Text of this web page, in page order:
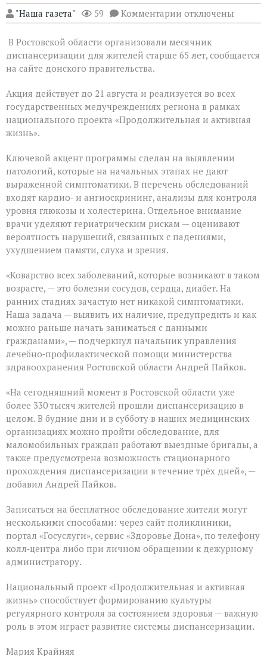
"Наша газета" 59 Комментарии к
записи
Дону
проходит
месячник
людей
«серебряного»
возраста
отключены
В Ростовской области организовали месячник
диспансеризации для жителей старше 65 лет, сообщается
на сайте донского правительства.
Акция действует до 21 августа и реализуется во всех
государственных медучреждениях региона в рамках
национального проекта «Продолжительная и активная
жизнь».
Ключевой акцент программы сделан на выявлении
патологий, которые на начальных этапах не дают
выраженной симптоматики. В перечень обследований
входят кардио‑ и ангиоскрининг, анализы для контроля
уровня глюкозы и холестерина. Отдельное внимание
врачи уделяют гериатрическим рискам — оценивают
вероятность нарушений, связанных с падениями,
ухудшением памяти, слуха и зрения.
«Коварство всех заболеваний, которые возникают в таком
возрасте, — это болезни сосудов, сердца, диабет. На
ранних стадиях зачастую нет никакой симптоматики.
Наша задача — выявить их наличие, предупредить и как
можно раньше начать заниматься с данными
гражданами», — подчеркнул начальник управления
лечебно‑профилактической помощи министерства
здравоохранения Ростовской области Андрей Пайков.
«На сегодняшний момент в Ростовской области уже
более 330 тысяч жителей прошли диспансеризацию в
целом. В будние дни и в субботу в наших медицинских
организациях можно пройти обследование, для
маломобильных граждан работают выездные бригады, а
также предусмотрена возможность стационарного
прохождения диспансеризации в течение трёх дней», —
добавил Андрей Пайков.
Записаться на бесплатное обследование жители могут
несколькими способами: через сайт поликлиники,
портал «Госуслуги», сервис «Здоровье Дона», по телефону
колл‑центра либо при личном обращении к дежурному
администратору.
Национальный проект «Продолжительная и активная
жизнь» способствует формированию культуры
регулярного контроля за состоянием здоровья — важную
роль в этом играет развитие системы диспансеризации.
Мария Крайняя